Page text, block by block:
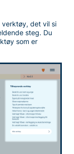
verktøy, det vil si
steg. Du
som er